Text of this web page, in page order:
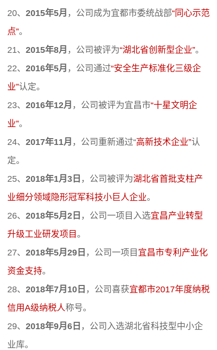
20、 2015年5月 ，公司成为宜都市委统战部“同心示范
点”。
21、 2015年8月 ，公司被评为“湖北省创新型企业”。
22、 2016年5月 ，公司通过“安全生产标准化三级企
业”认定。
23、 2016年12月 ，公司被评为宜昌市“十星文明企
业”。
24、 2017年11月 ，公司重新通过“高新技术企业”认
定。
25、 2018年1月3日 ，公司被评为湖北省首批支柱产
业细分领域隐形冠军科技小巨人企业。
26、 2018年5月2日 ，公司一项目入选宜昌产业转型
升级工业研发项目 。
27、 2018年5月29日 ，公司一项目 宜昌市专利产业化
资金支持。
28、 2018年7月10日 ，公司喜获宜都市2017年度纳税
信用A级纳税人称号。
29、 2018年9月6日 ，公司入选湖北省科技型中小企
业库。